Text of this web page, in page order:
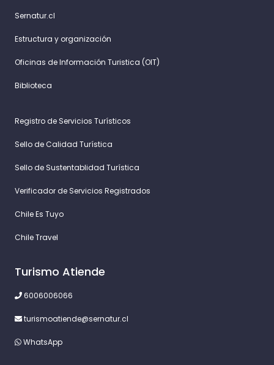
Sernatur.cl
Estructura y organización
Oficinas de Información Turistica (OIT)
Biblioteca
Registro de Servicios Turísticos
Sello de Calidad Turística
Sello de Sustentablidad Turística
Verificador de Servicios Registrados
Chile Es Tuyo
Chile Travel
Turismo Atiende
6006006066
turismoatiende@sernatur.cl
WhatsApp